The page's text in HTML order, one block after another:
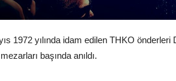
1972 yılında idam edilen THKO
başında anıldı.